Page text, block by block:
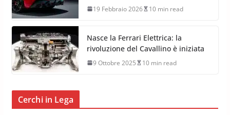
19 Febbraio 2026 10 min read
Nasce la Ferrari Elettrica: la
rivoluzione del Cavallino è iniziata
9 Ottobre 2025 10 min read
Cerchi in Lega